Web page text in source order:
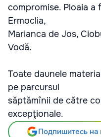
compromise. Ploaia
Ermoclia,
Marianca de Jos,
Vodă.
Toate daunele
pe parcursul
săptămînii de către
excepţionale.
Подпишитесь на